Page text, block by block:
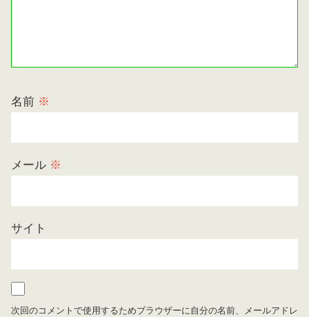
名前 ※
メール ※
サイト
次回のコメントで使用するためブラウザーに自分の名前、メールアドレ